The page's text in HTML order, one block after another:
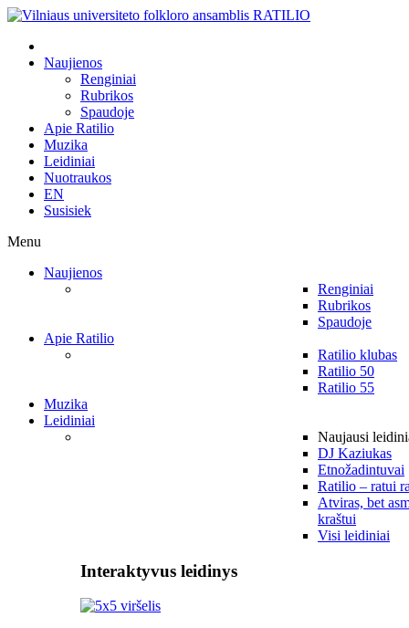
Naujienos
Renginiai
Rubrikos
Spaudoje
Apie Ratilio
Muzika
Leidiniai
Nuotraukos
EN
Susisiek
Menu
Naujienos
Renginiai
Rubrikos
Spaudoje
Apie Ratilio
Ratilio klubas
Ratilio 50
Ratilio 55
Muzika
Leidiniai
Naujausi
DJ Kaziukas
Etnožadintuvai
Ratilio – ratui
Atviras, bet
kraštui
Visi leidiniai
Interaktyvus leidinys